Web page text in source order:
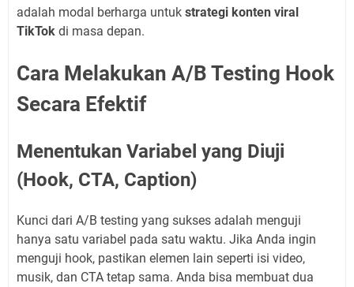
adalah modal berharga untuk strategi konten viral
TikTok di masa depan.
Cara Melakukan A/B Testing Hook
Secara Efektif
Menentukan Variabel yang Diuji
(Hook, CTA, Caption)
Kunci dari A/B testing yang sukses adalah menguji
hanya satu variabel pada satu waktu. Jika Anda ingin
menguji hook, pastikan elemen lain seperti isi video,
musik, dan CTA tetap sama. Anda bisa membuat dua